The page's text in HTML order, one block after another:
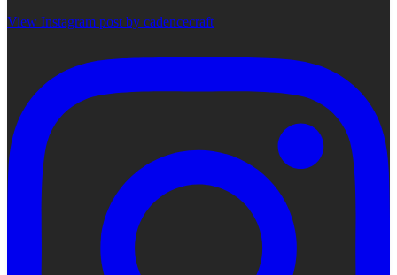
View Instagram post by cadencecraft